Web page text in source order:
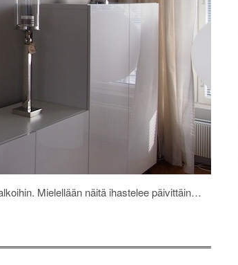
Mielellään näitä ihastelee päivittäin…